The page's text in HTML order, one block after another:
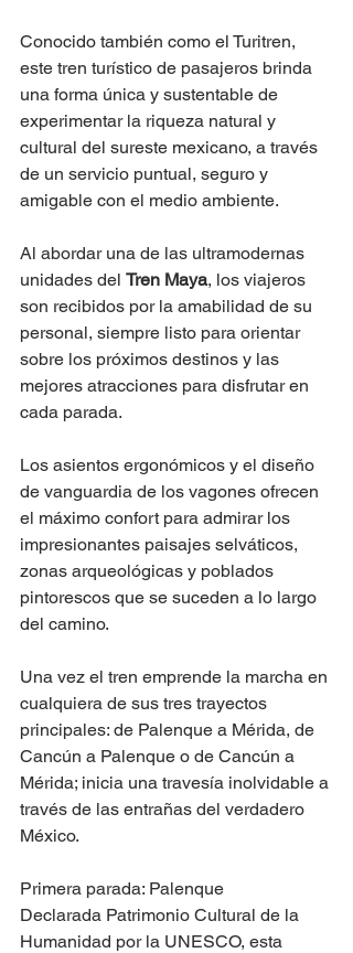
Conocido también como el Turitren,
este tren turístico de pasajeros brinda
una forma única y sustentable de
experimentar la riqueza natural y
cultural del sureste mexicano, a través
de un servicio puntual, seguro y
amigable con el medio ambiente.
Al abordar una de las ultramodernas
unidades del Tren Maya, los viajeros
son recibidos por la amabilidad de su
personal, siempre listo para orientar
sobre los próximos destinos y las
mejores atracciones para disfrutar en
cada parada.
Los asientos ergonómicos y el diseño
de vanguardia de los vagones ofrecen
el máximo confort para admirar los
impresionantes paisajes selváticos,
zonas arqueológicas y poblados
pintorescos que se suceden a lo largo
del camino.
Una vez el tren emprende la marcha en
cualquiera de sus tres trayectos
principales: de Palenque a Mérida, de
Cancún a Palenque o de Cancún a
Mérida; inicia una travesía inolvidable a
través de las entrañas del verdadero
México.
Primera parada: Palenque
Declarada Patrimonio Cultural de la
Humanidad por la UNESCO, esta